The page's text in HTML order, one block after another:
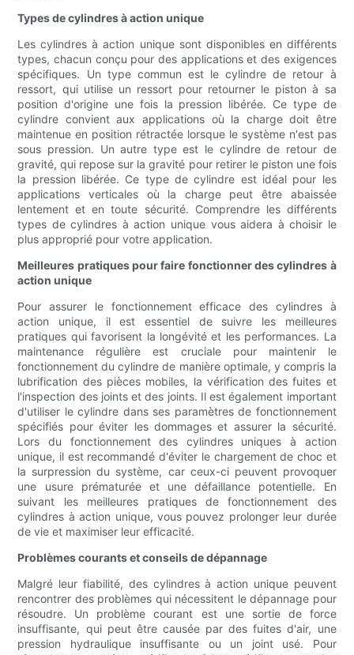
Types de cylindres à action unique
Les cylindres à action unique sont disponibles en différents
types, chacun conçu pour des applications et des exigences
spécifiques. Un type commun est le cylindre de retour à
ressort, qui utilise un ressort pour retourner le piston à sa
position d'origine une fois la pression libérée. Ce type de
cylindre convient aux applications où la charge doit être
maintenue en position rétractée lorsque le système n'est pas
sous pression. Un autre type est le cylindre de retour de
gravité, qui repose sur la gravité pour retirer le piston une fois
la pression libérée. Ce type de cylindre est idéal pour les
applications verticales où la charge peut être abaissée
lentement et en toute sécurité. Comprendre les différents
types de cylindres à action unique vous aidera à choisir le
plus approprié pour votre application.
Meilleures pratiques pour faire fonctionner des cylindres à
action unique
Pour assurer le fonctionnement efficace des cylindres à
action unique, il est essentiel de suivre les meilleures
pratiques qui favorisent la longévité et les performances. La
maintenance régulière est cruciale pour maintenir le
fonctionnement du cylindre de manière optimale, y compris la
lubrification des pièces mobiles, la vérification des fuites et
l'inspection des joints et des joints. Il est également important
d'utiliser le cylindre dans ses paramètres de fonctionnement
spécifiés pour éviter les dommages et assurer la sécurité.
Lors du fonctionnement des cylindres uniques à action
unique, il est recommandé d'éviter le chargement de choc et
la surpression du système, car ceux-ci peuvent provoquer
une usure prématurée et une défaillance potentielle. En
suivant les meilleures pratiques de fonctionnement des
cylindres à action unique, vous pouvez prolonger leur durée
de vie et maximiser leur efficacité.
Problèmes courants et conseils de dépannage
Malgré leur fiabilité, des cylindres à action unique peuvent
rencontrer des problèmes qui nécessitent le dépannage pour
résoudre. Un problème courant est une sortie de force
insuffisante, qui peut être causée par des fuites d'air, une
pression hydraulique insuffisante ou un joint usé. Pour